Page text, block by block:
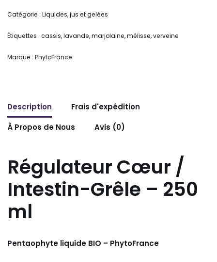
Catégorie : Liquides, jus et gelées
Étiquettes : cassis,lavande,marjolaine,mélisse,verveine
Marque : PhytoFrance
Description
Frais d'expédition
À Propos de Nous
Avis (0)
Régulateur Cœur /
Intestin-Grêle – 250
ml
Pentaophyte liquide BIO – PhytoFrance